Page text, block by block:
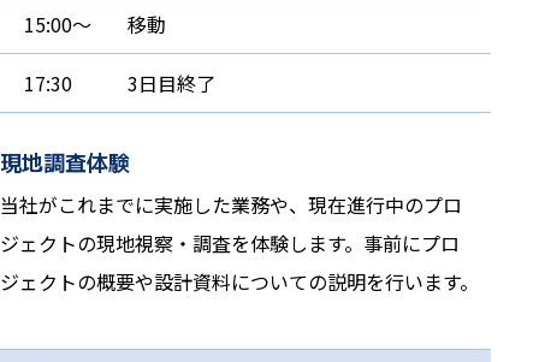
15:00～ 移動
17:30 3日目終了
現地調査体験
当社がこれまでに実施した業務や、現在進行中のプロ
ジェクトの現地視察・調査を体験します。事前にプロ
ジェクトの概要や設計資料についての説明を行います。